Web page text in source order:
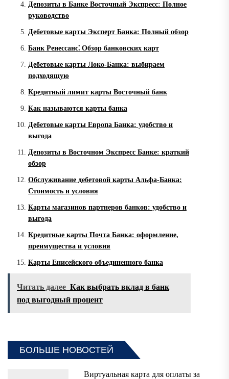
Депозиты в Банке Восточный Экспресс: Полное
руководство
Дебетовые карты Эксперт Банка: Полный обзор
Банк Ренессанс⁚ Обзор банковских карт
Дебетовые карты Локо-Банка: выбираем
подходящую
Кредитный лимит карты Восточный банк
Как называются карты банка
Дебетовые карты Европа Банка: удобство и
выгода
Депозиты в Восточном Экспресс Банке: краткий
обзор
Обслуживание дебетовой карты Альфа-Банка:
Стоимость и условия
Карты магазинов партнеров банков: удобство и
выгода
Кредитные карты Почта Банка: оформление,
преимущества и условия
Карты Енисейского объединенного банка
Читать далее Как выбрать вклад в банк
под выгодный процент
БОЛЬШЕ НОВОСТЕЙ
Виртуальная карта для оплаты за